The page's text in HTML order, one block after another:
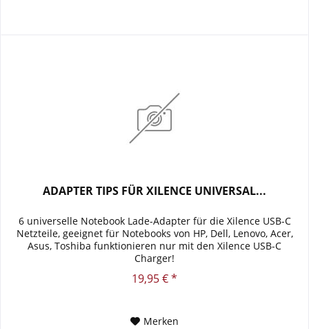
ADAPTER TIPS FÜR XILENCE UNIVERSAL...
6 universelle Notebook Lade-Adapter für die Xilence USB-C
Netzteile, geeignet für Notebooks von HP, Dell, Lenovo, Acer,
Asus, Toshiba funktionieren nur mit den Xilence USB-C
Charger!
19,95 € *
Merken